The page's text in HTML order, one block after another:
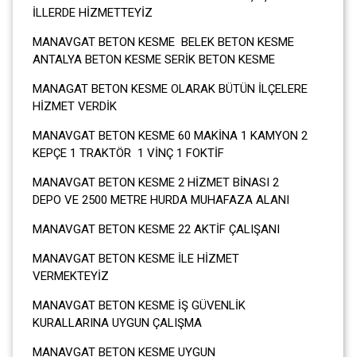
İLLERDE HİZMETTEYİZ
MANAVGAT BETON KESME BELEK BETON KESME
ANTALYA BETON KESME SERİK BETON KESME
MANAGAT BETON KESME OLARAK BÜTÜN İLÇELERE
HİZMET VERDİK
MANAVGAT BETON KESME 60 MAKİNA 1 KAMYON 2
KEPÇE 1 TRAKTÖR 1 VİNÇ 1 FOKTİF
MANAVGAT BETON KESME 2 HİZMET BİNASI 2
DEPO VE 2500 METRE HURDA MUHAFAZA ALANI
MANAVGAT BETON KESME 22 AKTİF ÇALIŞANI
MANAVGAT BETON KESME İLE HİZMET
VERMEKTEYİZ
MANAVGAT BETON KESME İŞ GÜVENLİK
KURALLARINA UYGUN ÇALIŞMA
MANAVGAT BETON KESME UYGUN